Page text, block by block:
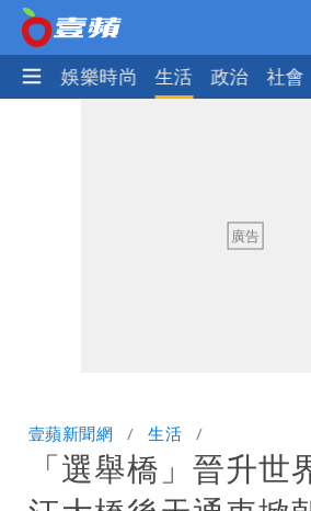
熱門 娛樂時尚 生活 政治 社會
壹蘋新聞網 生活
「選舉橋」晉升世